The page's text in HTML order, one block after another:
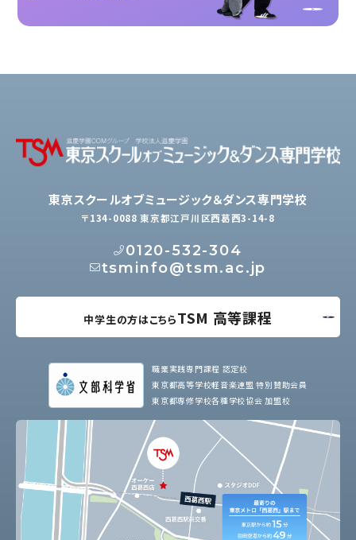
東京スクールオブミュージック＆ダンス専門学校
〒134-0088 東京都江戸川区西葛西3-14-8
0120-532-304
tsminfo@tsm.ac.jp
中学生の方はこちらTSM 高等課程
職業実践専門課程 認定校
東京都高等学校軽音楽連盟 特別賛助会員
東京都専修学校各種学校協会 加盟校